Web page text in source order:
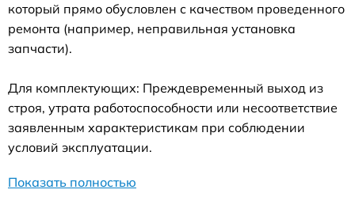
который прямо обусловлен с качеством проведенного
ремонта (например, неправильная установка
запчасти).
Для комплектующих: Преждевременный выход из
строя, утрата работоспособности или несоответствие
заявленным характеристикам при соблюдении
условий эксплуатации.
Показать полностью